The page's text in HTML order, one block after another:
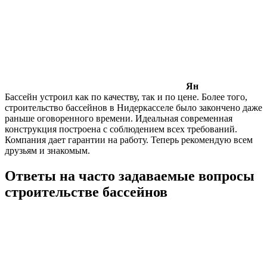
Ян
Бассейн устроил как по качеству, так и по цене. Более того,
строительство бассейнов в Нидеркасселе было закончено даже
раньше оговоренного времени. Идеальная современная
конструкция построена с соблюдением всех требований.
Компания дает гарантии на работу. Теперь рекомендую всем
друзьям и знакомым.
Ответы на часто задаваемые вопросы
строительстве бассейнов